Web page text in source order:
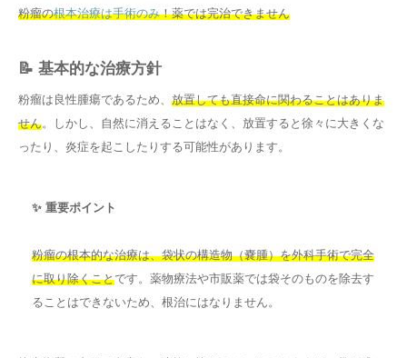
粉瘤の根本治療は手術のみ！薬では完治できません
📝 基本的な治療方針
粉瘤は良性腫瘍であるため、 放置しても直接命に関わることはありま
せん。しかし、自然に消えることはなく、放置すると徐々に大きくな
ったり、炎症を起こしたりする可能性があります。
✨ 重要ポイント
粉瘤の根本的な治療は、袋状の構造物（嚢腫）を外科手術で完全
に取り除くことです。薬物療法や市販薬では袋そのものを除去す
ることはできないため、根治にはなりません。